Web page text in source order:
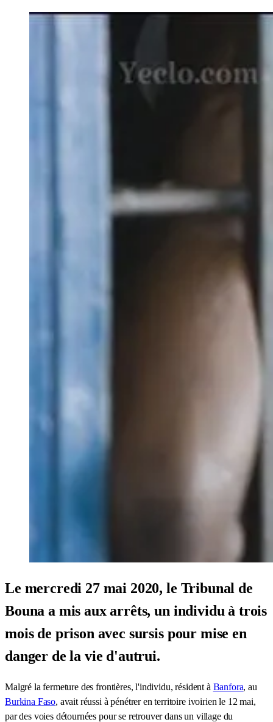
Le mercredi 27 mai 2020, le Tribunal de
Bouna a mis aux arrêts, un individu à trois
mois de prison avec sursis pour mise en
danger de la vie d'autrui.
Malgré la fermeture des frontières, l'individu, résident à Banfora, au
Burkina Faso, avait réussi à pénétrer en territoire ivoirien le 12 mai,
par des voies détournées pour se retrouver dans un village du